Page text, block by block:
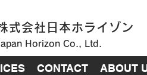
式会社日本ホライゾン
Horizon Co., Ltd.
CONTACT ABOUT